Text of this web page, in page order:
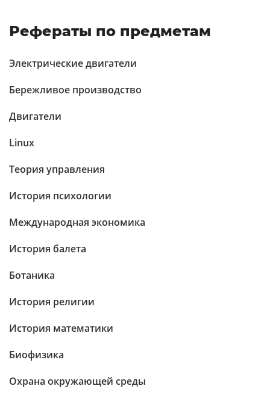
Рефераты по предметам
Электрические двигатели
Бережливое производство
Двигатели
Linux
Теория управления
История психологии
Международная экономика
История балета
Ботаника
История религии
История математики
Биофизика
Охрана окружающей среды